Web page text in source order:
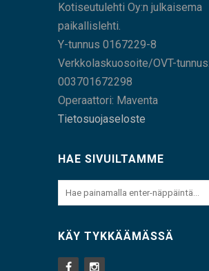
Kotiseutulehti Oy:n julkaisema
paikallislehti.
Y-tunnus 0167229-8
Verkkolaskuosoite/OVT-tunnus:
003701672298
Operaattori: Maventa
Tietosuojaseloste
HAE SIVUILTAMME
KÄY TYKKÄÄMÄSSÄ